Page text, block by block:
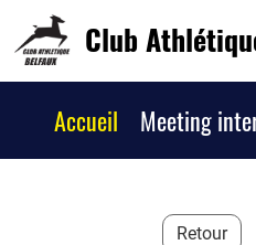
Club
Accueil Meeting
Retour